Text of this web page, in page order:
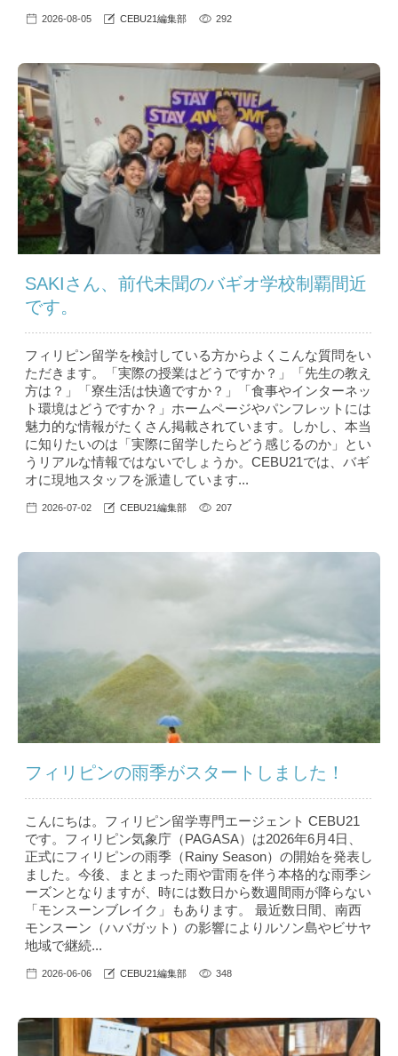
2026-08-05 CEBU21編集部 292
SAKIさん、前代未聞のバギオ学校制覇間近
です。
フィリピン留学を検討している方からよくこんな質問をい
ただきます。「実際の授業はどうですか？」「先生の教え
方は？」「寮生活は快適ですか？」「食事やインターネッ
ト環境はどうですか？」ホームページやパンフレットには
魅力的な情報がたくさん掲載されています。しかし、本当
に知りたいのは「実際に留学したらどう感じるのか」とい
うリアルな情報ではないでしょうか。CEBU21では、バギ
オに現地スタッフを派遣しています...
2026-07-02 CEBU21編集部 207
フィリピンの雨季がスタートしました！
こんにちは。フィリピン留学専門エージェント CEBU21
です。フィリピン気象庁（PAGASA）は2026年6月4日、
正式にフィリピンの雨季（Rainy Season）の開始を発表し
ました。今後、まとまった雨や雷雨を伴う本格的な雨季シ
ーズンとなりますが、時には数日から数週間雨が降らない
「モンスーンブレイク」もあります。 最近数日間、南西
モンスーン（ハバガット）の影響によりルソン島やビサヤ
地域で継続...
2026-06-06 CEBU21編集部 348